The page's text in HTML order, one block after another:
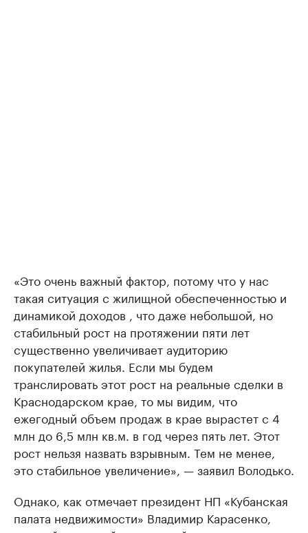
«Это очень важный фактор, потому что у нас
такая ситуация с жилищной обеспеченностью и
динамикой доходов , что даже небольшой, но
стабильный рост на протяжении пяти лет
существенно увеличивает аудиторию
покупателей жилья. Если мы будем
транслировать этот рост на реальные сделки в
Краснодарском крае, то мы видим, что
ежегодный объем продаж в крае вырастет с 4
млн до 6,5 млн кв.м. в год через пять лет. Этот
рост нельзя назвать взрывным. Тем не менее,
это стабильное увеличение», — заявил Володько.
Однако, как отмечает президент НП «Кубанская
палата недвижимости» Владимир Карасенко,